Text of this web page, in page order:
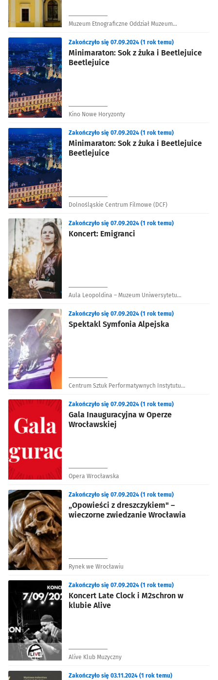
Muzeum Etnograficzne Oddział Muzeum
Minimaraton: Sok z żuka i Beetlejuice
Beetlejuice
Zakończyło się 07.09.2024 (1 rok temu)
Kino Nowe Horyzonty
Minimaraton: Sok z żuka i Beetlejuice
Beetlejuice
Zakończyło się 07.09.2024 (1 rok temu)
Dolnośląskie Centrum Filmowe (DCF)
Koncert: Emigranci
Zakończyło się 07.09.2024 (1 rok temu)
Aula Leopoldina – Muzeum Uniwersytetu
Spektakl Symfonia Alpejska
Zakończyło się 07.09.2024 (1 rok temu)
Centrum Sztuk Performatywnych Instytutu
Gala Inauguracyjna w Operze
Wrocławskiej
Zakończyło się 07.09.2024 (1 rok temu)
Opera Wrocławska
„Opowieści z dreszczykiem" –
wieczorne zwiedzanie Wrocławia
Zakończyło się 07.09.2024 (1 rok temu)
Rynek we Wrocławiu
Koncert Late Clock i M2schron w
klubie Alive
Zakończyło się 07.09.2024 (1 rok temu)
Alive Klub Muzyczny
Zakończyło się 03.11.2024 (1 rok temu)